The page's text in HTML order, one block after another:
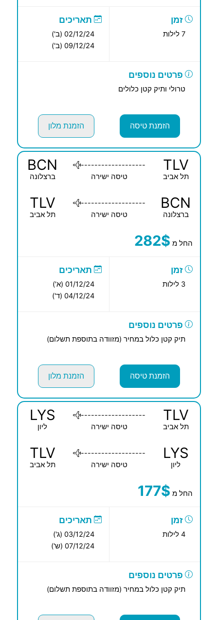
זמן
7 לילות
תאריכים
02/12/24 (ב')
09/12/24 (ב')
פרטים נוספים
טרולי ותיק קטן כלולים
הזמנת טיסה הזמנת מלון
TLV
תל אביב
-------------------
טיסה ישירה
BCN
ברצלונה
BCN
ברצלונה
-------------------
טיסה ישירה
TLV
תל אביב
החל מ 282$
זמן
3 לילות
תאריכים
01/12/24 (א')
04/12/24 (ד')
פרטים נוספים
תיק קטן כלול במחיר (מזוודה בתוספת תשלום)
הזמנת טיסה הזמנת מלון
TLV
תל אביב
-------------------
טיסה ישירה
LYS
ליון
LYS
ליון
-------------------
טיסה ישירה
TLV
תל אביב
החל מ 177$
זמן
4 לילות
תאריכים
03/12/24 (ג')
07/12/24 (ש')
פרטים נוספים
תיק קטן כלול במחיר (מזוודה בתוספת תשלום)